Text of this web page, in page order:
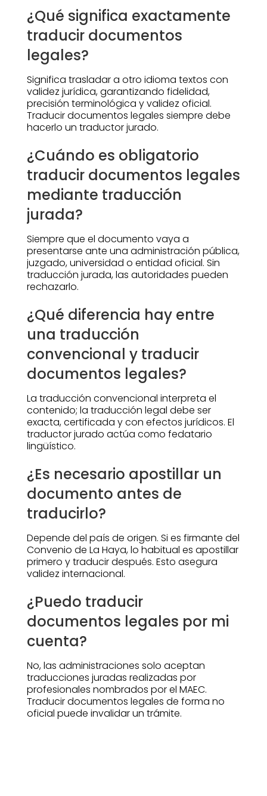
¿Qué significa exactamente
traducir documentos
legales?
Significa trasladar a otro idioma textos con
validez jurídica, garantizando fidelidad,
precisión terminológica y validez oficial.
Traducir documentos legales siempre debe
hacerlo un traductor jurado.
¿Cuándo es obligatorio
traducir documentos legales
mediante traducción
jurada?
Siempre que el documento vaya a
presentarse ante una administración pública,
juzgado, universidad o entidad oficial. Sin
traducción jurada, las autoridades pueden
rechazarlo.
¿Qué diferencia hay entre
una traducción
convencional y traducir
documentos legales?
La traducción convencional interpreta el
contenido; la traducción legal debe ser
exacta, certificada y con efectos jurídicos. El
traductor jurado actúa como fedatario
lingüístico.
¿Es necesario apostillar un
documento antes de
traducirlo?
Depende del país de origen. Si es firmante del
Convenio de La Haya, lo habitual es apostillar
primero y traducir después. Esto asegura
validez internacional.
¿Puedo traducir
documentos legales por mi
cuenta?
No, las administraciones solo aceptan
traducciones juradas realizadas por
profesionales nombrados por el MAEC.
Traducir documentos legales de forma no
oficial puede invalidar un trámite.